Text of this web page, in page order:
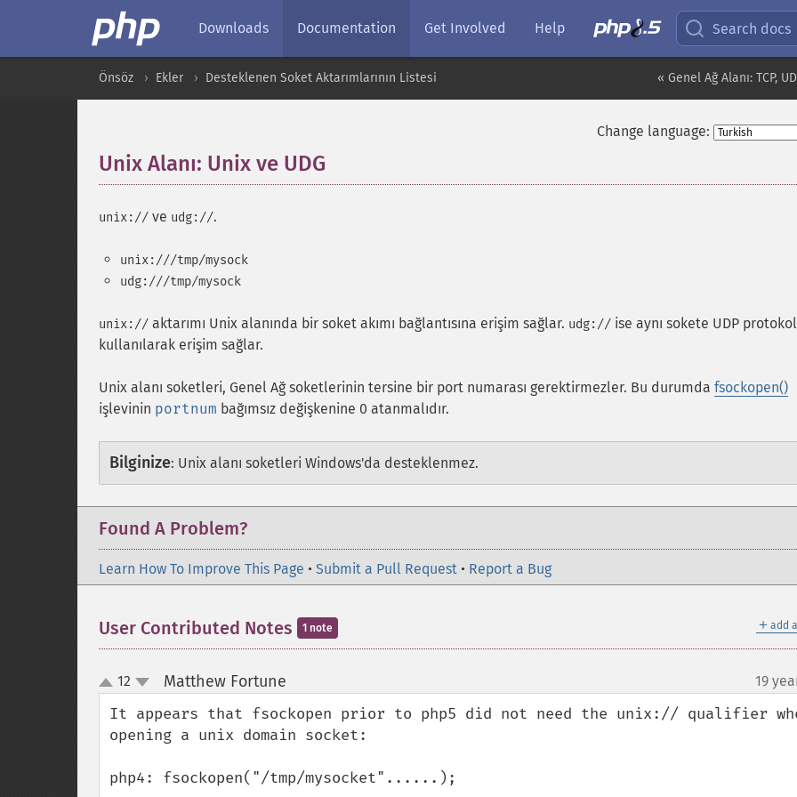
Downloads Documentation Get Involved Help Search docs
« Genel Ağ Alanı: TCP,
Önsöz Ekler Desteklenen Soket Aktarımlarının Listesi
Change language:
Unix Alanı: Unix ve UDG
unix:// ve udg://.
unix:///tmp/mysock
udg:///tmp/mysock
unix:// aktarımı Unix alanında bir soket akımı bağlantısına erişim sağlar. udg:// ise aynı sokete UDP
kullanılarak erişim sağlar.
Unix alanı soketleri, Genel Ağ soketlerinin tersine bir port numarası gerektirmezler. Bu durumda fsockopen()
işlevinin portnum bağımsız değişkenine 0 atanmalıdır.
Bilginize: Unix alanı soketleri Windows'da desteklenmez.
Found A Problem?
Learn How To Improve This Page • Submit a Pull Request • Report a Bug
＋ add
User Contributed Notes 1 note
up
down
12 Matthew Fortune 19
It appears that fsockopen prior to php5 did not need the unix:// qualifier
opening a unix domain socket:
php4: fsockopen("/tmp/mysocket"......);